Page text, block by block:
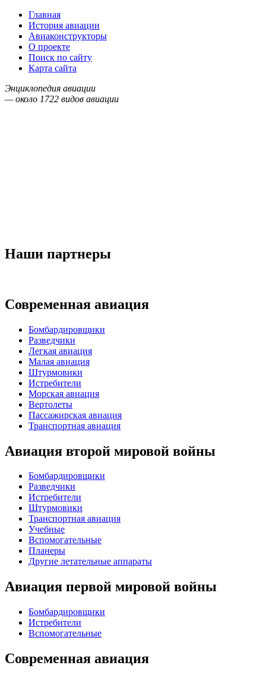
Главная
История авиации
Авиаконструкторы
О проекте
Поиск по сайту
Карта сайта
Энциклопедия авиации
— около 1722 видов авиации
Наши партнеры
Современная авиация
Бомбардировщики
Разведчики
Легкая авиация
Малая авиация
Штурмовики
Истребители
Морская авиация
Вертолеты
Пассажирская авиация
Транспортная авиация
Авиация второй мировой войны
Бомбардировщики
Разведчики
Истребители
Штурмовики
Транспортная авиация
Учебные
Вспомогательные
Планеры
Другие летательные аппараты
Авиация первой мировой войны
Бомбардировщики
Истребители
Вспомогательные
Современная авиация